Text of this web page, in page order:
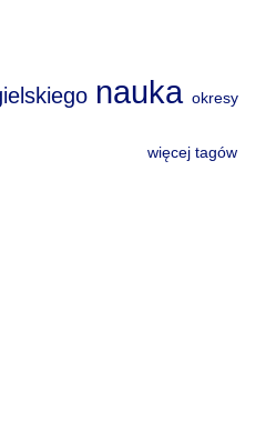
nauka okresy
więcej tagów